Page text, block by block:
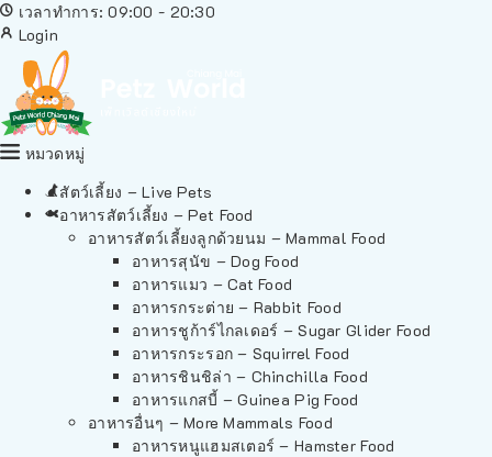
เวลาทำการ: 09:00 - 20:30
Login
หมวดหมู่
สัตว์เลี้ยง – Live Pets
อาหารสัตว์เลี้ยง – Pet Food
อาหารสัตว์เลี้ยงลูกด้วยนม – Mammal Food
อาหารสุนัข – Dog Food
อาหารแมว – Cat Food
อาหารกระต่าย – Rabbit Food
อาหารชูก้าร์ไกลเดอร์ – Sugar Glider Food
อาหารกระรอก – Squirrel Food
อาหารชินชิล่า – Chinchilla Food
อาหารแกสบี้ – Guinea Pig Food
อาหารอื่นๆ – More Mammals Food
อาหารหนูแฮมสเตอร์ – Hamster Food